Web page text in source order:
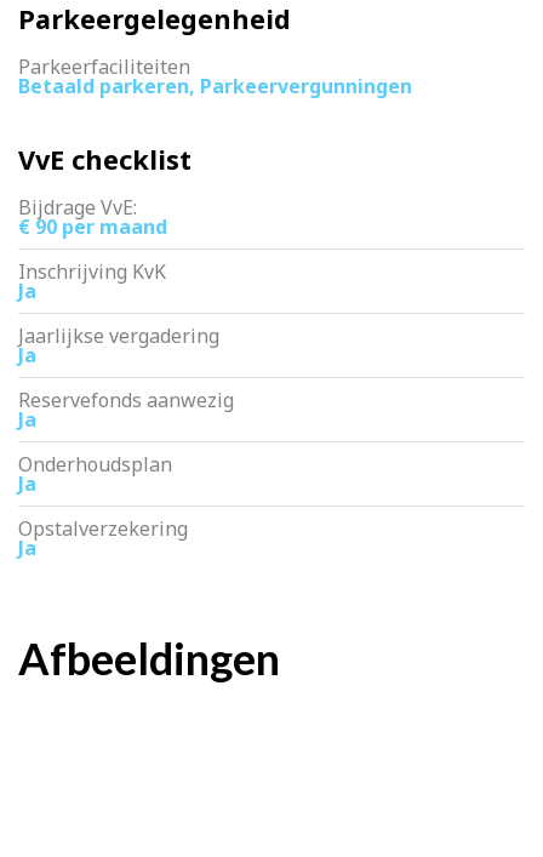
Parkeergelegenheid
Parkeerfaciliteiten
Betaald parkeren, Parkeervergunningen
VvE checklist
Bijdrage VvE:
€ 90 per maand
Inschrijving KvK
Ja
Jaarlijkse vergadering
Ja
Reservefonds aanwezig
Ja
Onderhoudsplan
Ja
Opstalverzekering
Ja
Afbeeldingen